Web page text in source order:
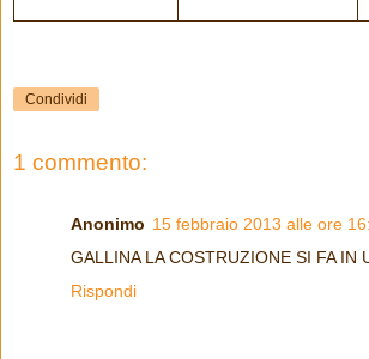
Condividi
1 commento:
Anonimo 15 febbraio 2013 alle ore
GALLINA LA COSTRUZIONE SI FA IN
Rispondi